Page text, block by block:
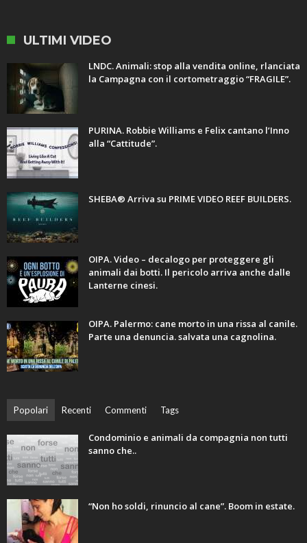
ULTIMI VIDEO
LNDC. Animali: stop alla vendita online, rlanciata
la Campagna con il cortometraggio “FRAGILE”.
PURINA. Robbie Williams e Felix cantano l’Inno
alla “Cattitude”.
SHEBA® Arriva su PRIME VIDEO REEF BUILDERS.
OIPA. Video – decalogo per proteggere gli
animali dai botti. Il pericolo arriva anche dalle
Lanterne cinesi.
OIPA. Palermo: cane morto in una rissa al canile.
Parte una denuncia. salvata una cagnolina.
Popolari Recenti Commenti Tags
Condominio e animali da compagnia non tutti
sanno che..
“Non ho soldi, rinuncio al cane”. Boom in estate.